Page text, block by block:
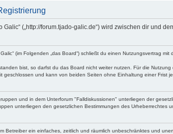
Galic“ („http://forum.tjado-galic.de“) wird zwischen dir und
(im Folgenden „das Board“) schließt du einen Nutzungsvertrag
bist, so darfst du das Board nicht weiter nutzen. Für die
geschlossen und kann von beiden Seiten ohne Einhaltung einer Frist
und in dem Unterforum "Falldiskussionen" unterliegen der
unterliegen den gesetzlichen Bestimmungen des Urheberrechtes
Betreiber ein einfaches, zeitlich und räumlich unbeschränktes und